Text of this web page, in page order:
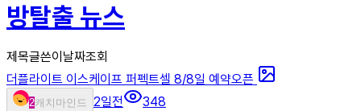
방탈출 뉴스
제목글쓴이 날짜조회
더플라이트 이스케이프 퍼펙트셀 8/8일 예약오픈
2캐치마인드 2일전
348